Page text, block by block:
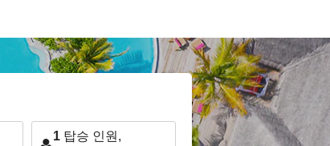
1 탑승 인원,